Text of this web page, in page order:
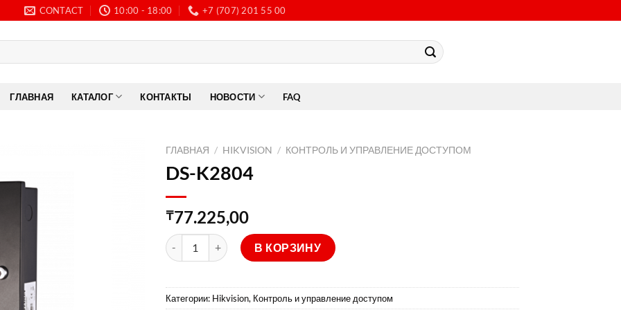
CONTACT 10:00 - 18:00 +7 (707) 201 55 00
ГЛАВНАЯ КАТАЛОГ КОНТАКТЫ НОВОСТИ FAQ
ГЛАВНАЯ / HIKVISION / КОНТРОЛЬ И УПРАВЛЕНИЕ ДОСТУПОМ
DS-K2804
₸77.225,00
Количество товара DS-K2804
В КОРЗИНУ
Категории: Hikvision, Контроль и управление доступом